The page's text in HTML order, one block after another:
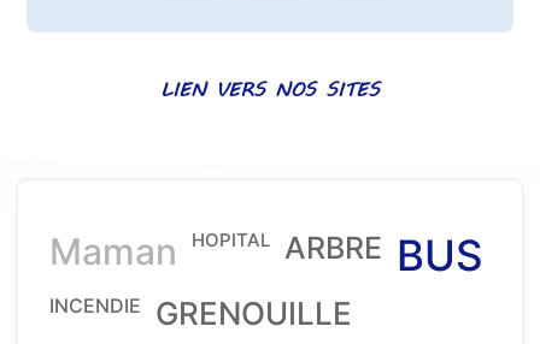
LIEN VERS NOS SITES
Maman HOPITAL ARBRE BUS
INCENDIE GRENOUILLE